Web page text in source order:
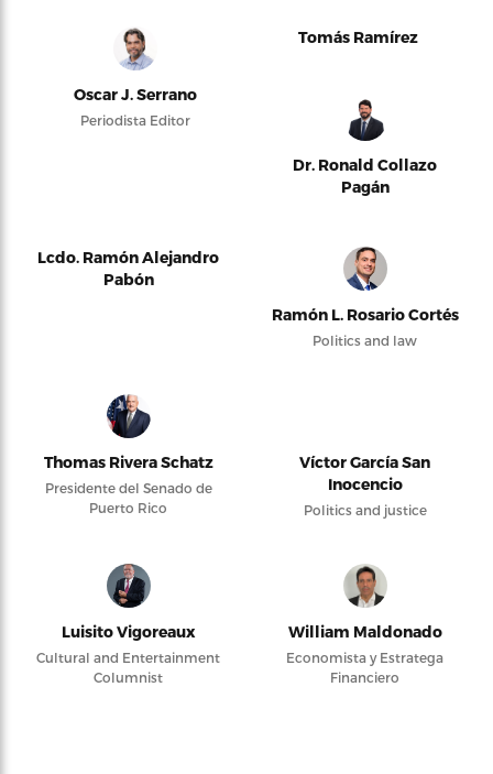
Oscar J. Serrano
Periodista Editor
Tomás Ramírez
Dr. Ronald Collazo
Pagán
Lcdo. Ramón Alejandro
Pabón
Ramón L. Rosario Cortés
Politics and law
Thomas Rivera Schatz
Presidente del Senado de
Puerto Rico
Víctor García San
Inocencio
Politics and justice
Luisito Vigoreaux
Cultural and Entertainment
Columnist
William Maldonado
Economista y Estratega
Financiero